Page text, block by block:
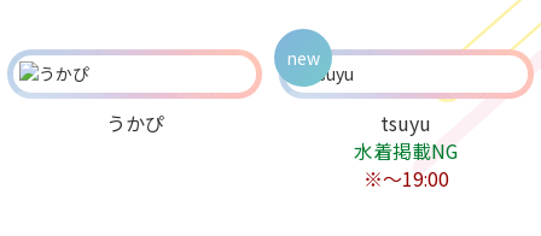
うかぴ
tsuyu
水着掲載NG
※〜19:00
new